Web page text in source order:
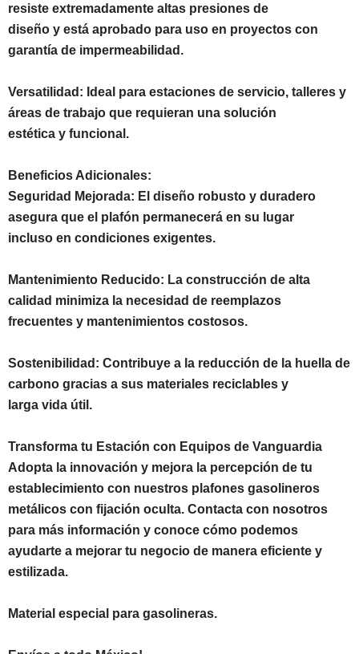
resiste extremadamente altas presiones de
diseño y está aprobado para uso en proyectos con
garantía de impermeabilidad.
Versatilidad: Ideal para estaciones de servicio, talleres y
áreas de trabajo que requieran una solución
estética y funcional.
Beneficios Adicionales:
Seguridad Mejorada: El diseño robusto y duradero
asegura que el plafón permanecerá en su lugar
incluso en condiciones exigentes.
Mantenimiento Reducido: La construcción de alta
calidad minimiza la necesidad de reemplazos
frecuentes y mantenimientos costosos.
Sostenibilidad: Contribuye a la reducción de la huella de
carbono gracias a sus materiales reciclables y
larga vida útil.
Transforma tu Estación con Equipos de Vanguardia
Adopta la innovación y mejora la percepción de tu
establecimiento con nuestros plafones gasolineros
metálicos con fijación oculta. Contacta con nosotros
para más información y conoce cómo podemos
ayudarte a mejorar tu negocio de manera eficiente y
estilizada.
Material especial para gasolineras.